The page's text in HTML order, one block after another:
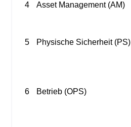
4 Asset Management (AM)
5 Physische Sicherheit (PS)
6 Betrieb (OPS)